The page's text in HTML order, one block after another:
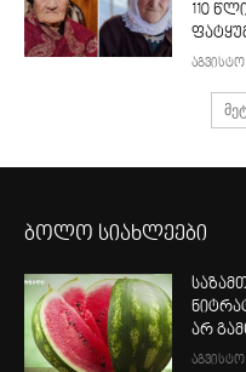
110
აგვისტო
ბოლო სიახლეები
არ
აგვისტო